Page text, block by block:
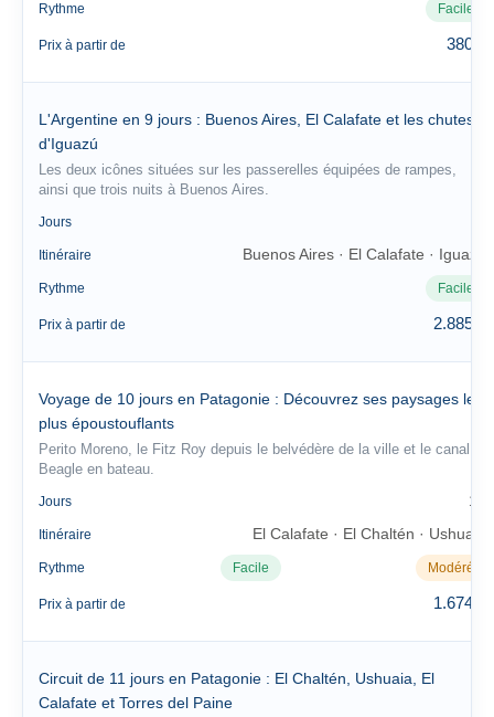
Rythme Facile
Prix à partir de 380 €
L'Argentine en 9 jours : Buenos Aires, El Calafate et les chutes
d'Iguazú
Les deux icônes situées sur les passerelles équipées de rampes,
ainsi que trois nuits à Buenos Aires.
Jours
Itinéraire Buenos Aires · El Calafate · Iguazú
Rythme Facile
Prix à partir de 2.885 €
Voyage de 10 jours en Patagonie : Découvrez ses paysages les
plus époustouflants
Perito Moreno, le Fitz Roy depuis le belvédère de la ville et le canal
Beagle en bateau.
Jours 10
Itinéraire El Calafate · El Chaltén · Ushuaia
Rythme Facile Modéré
Prix à partir de 1.674 €
Circuit de 11 jours en Patagonie : El Chaltén, Ushuaia, El
Calafate et Torres del Paine